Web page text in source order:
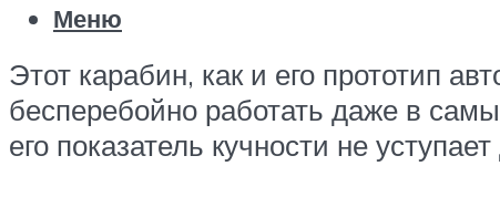
Меню
Этот карабин, как и его прототип
бесперебойно работать даже в
его показатель кучности не